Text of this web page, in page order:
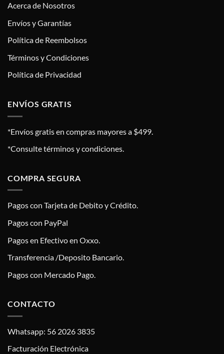
Acerca de Nosotros
Envíos y Garantías
Política de Reembolsos
Términos y Condiciones
Política de Privacidad
ENVÍOS GRATIS
*Envíos gratis en compras mayores a $499.
*Consulte términos y condiciones.
COMPRA SEGURA
Pagos con Tarjeta de Debito y Crédito.
Pagos con PayPal
Pagos en Efectivo en Oxxo.
Transferencia /Deposito Bancario.
Pagos con Mercado Pago.
CONTACTO
Whatsapp: 56 2026 3835
Facturación Electrónica